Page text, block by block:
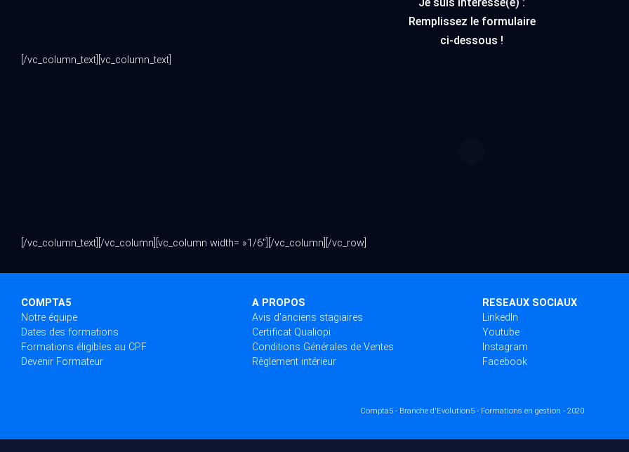
Remplissez le formulaire
ci-dessous !
[/vc_column_text][vc_column_text]
[/vc_column_text][/vc_column][vc_column width= »1/6″][/vc_column][/vc_row]
COMPTA5
Notre équipe
Dates des formations
Formations éligibles au CPF
Devenir Formateur
A PROPOS
Avis d'anciens stagiaires
Certificat Qualiopi
Conditions Générales de Ventes
Règlement intérieur
RESEAUX SOCIAUX
LinkedIn
Youtube
Instagram
Facebook
Compta5 - Branche d'Evolution5- Formations en gestion - 2020